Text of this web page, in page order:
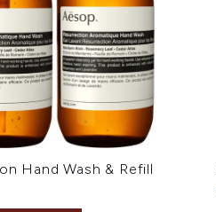
Hand Wash & Refill